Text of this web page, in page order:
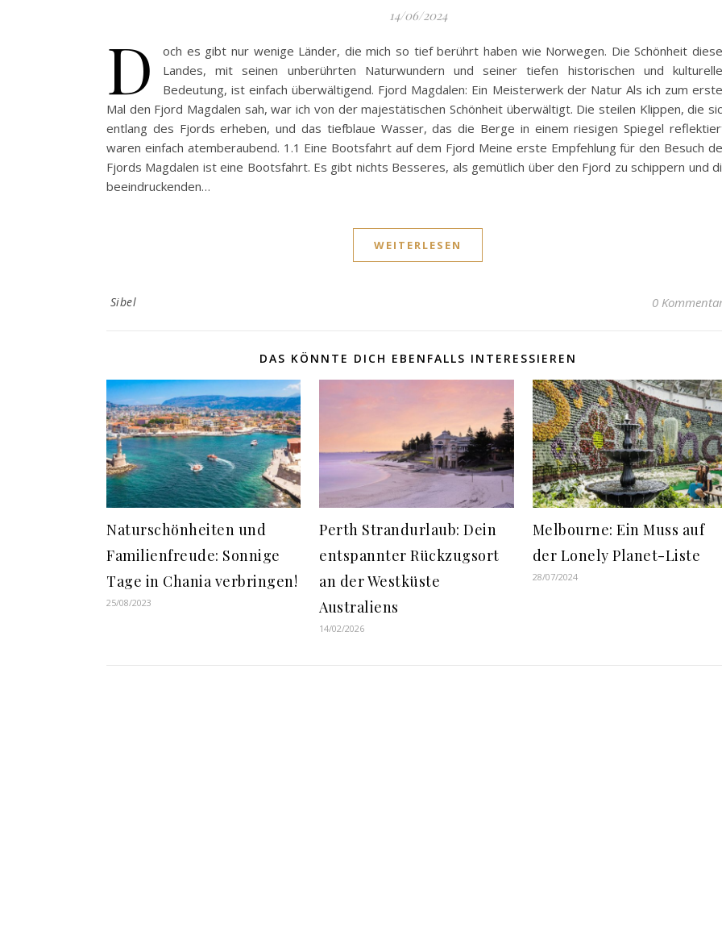
14/06/2024
D
och es gibt nur wenige Länder, die mich so tief berührt haben wie Norwegen. Die Schönheit
Landes, mit seinen unberührten Naturwundern und seiner tiefen historischen und
Bedeutung, ist einfach überwältigend. Fjord Magdalen: Ein Meisterwerk der Natur Als ich zum
Mal den Fjord Magdalen sah, war ich von der majestätischen Schönheit überwältigt. Die steilen Klippen, die
entlang des Fjords erheben, und das tiefblaue Wasser, das die Berge in einem riesigen Spiegel
waren einfach atemberaubend. 1.1 Eine Bootsfahrt auf dem Fjord Meine erste Empfehlung für den Besuch
Fjords Magdalen ist eine Bootsfahrt. Es gibt nichts Besseres, als gemütlich über den Fjord zu schippern und
beeindruckenden…
WEITERLESEN
Sibel 0
DAS KÖNNTE DICH EBENFALLS INTERESSIEREN
Naturschönheiten und
Familienfreude: Sonnige
Tage in Chania verbringen!
25/08/2023
Perth Strandurlaub: Dein
entspannter Rückzugsort
an der Westküste
Australiens
14/02/2026
Melbourne: Ein Muss auf
der Lonely Planet-Liste
28/07/2024